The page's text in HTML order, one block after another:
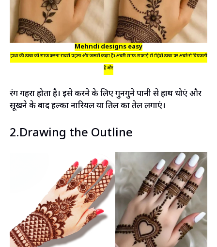
Mehndi designs easy
हाथों की त्वचा को साफ करना सबसे पहला और जरूरी कदम है। अच्छी साफ-सफाई से मेहंदी त्वचा पर अच्छे से चिपकती
है और
रंग गहरा होता है। इसे करने के लिए गुनगुने पानी से हाथ धोएं और
सूखने के बाद हल्का नारियल या तिल का तेल लगाएं।
2.Drawing the Outline